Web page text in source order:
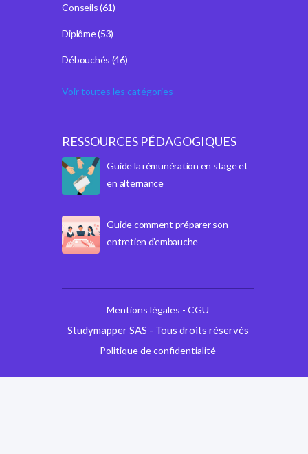
Conseils(61)
Diplôme(53)
Débouchés (46)
Voir toutes les catégories
RESSOURCES PÉDAGOGIQUES
Guide la rémunération en stage et
en alternance
Guide comment préparer son
entretien d’embauche
Mentions légales - CGU
Studymapper SAS - Tous droits réservés
Politique de confidentialité